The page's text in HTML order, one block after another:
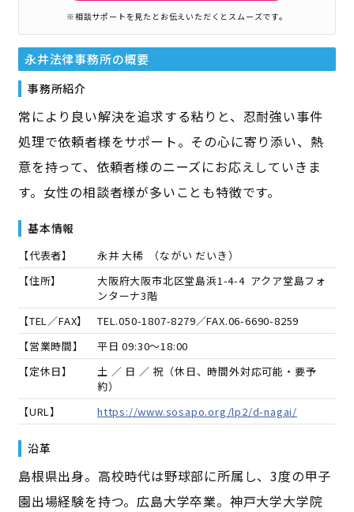
※相談サポートを見たとお伝えいただくとスムーズです。
永井法律事務所の概要
事務所紹介
常により良い解決を追求する粘りと、忍耐強い事件
処理で依頼者様をサポート。その心に寄り添い、熱
意を持って、依頼者様のニーズにお応えしていきま
す。女性の相談者様が多いことも特徴です。
基本情報
【代表者】 永井 大稀 （ながい だいき）
【住所】
大阪府大阪市北区堂島浜1-4-4 アクア堂島フォ
ンターナ3階
【TEL／FAX】
TEL.050-1807-8279／FAX.06-6690-8259
【営業時間】
平日 09:30～18:00
【定休日】
土 ／ 日 ／ 祝（休日、時間外対応可能・要予
約）
【URL】
https://www.sosapo.org/lp2/d-nagai/
沿革
島根県出身。高校時代は野球部に所属し、3度の甲子
園出場経験を持つ。広島大学卒業。神戸大学大学院